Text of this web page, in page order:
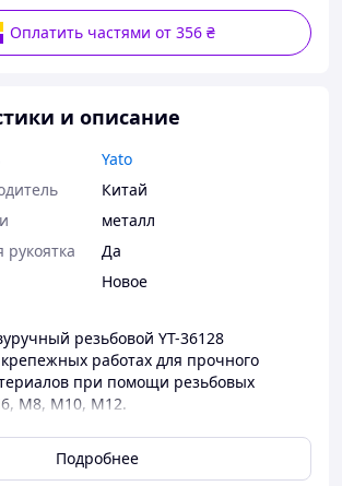
Оплатить частями от 356 ₴
и описание
Yato
Китай
металл
Да
Новое
резьбовой YT-36128
работах для прочного
при помощи резьбовых
М8, М10, М12.
молибденовой стали.
заклепки, в отличии от
Подробнее